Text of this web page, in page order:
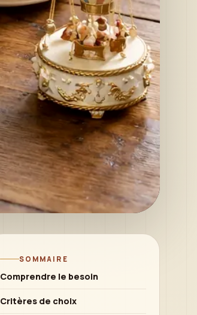
SOMMAIRE
Comprendre le besoin
Critères de choix